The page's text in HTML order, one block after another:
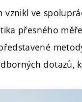
vznikl ve
přesného
dotazů,